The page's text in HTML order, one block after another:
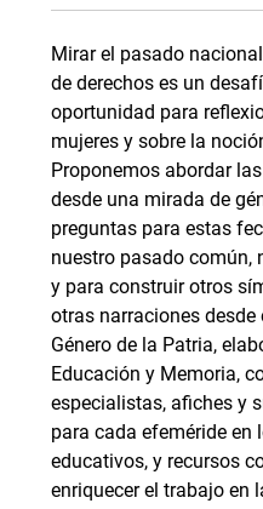
Mirar el pasado
de derechos es un
oportunidad para
mujeres y sobre la
Proponemos abordar
desde una mirada de
preguntas para estas
nuestro pasado común,
y para construir otros
otras narraciones
Género de la Patria,
Educación y Memoria,
especialistas, afiches y
para cada efeméride en
educativos, y recursos
enriquecer el trabajo en